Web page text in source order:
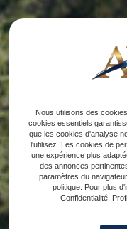
Nous utilisons des
cookies essentiels
que les cookies d'analyse
l'utilisez. Les cookies de
une expérience plus
des annonces
paramètres du
politique. Pour plus
Confidentialité.